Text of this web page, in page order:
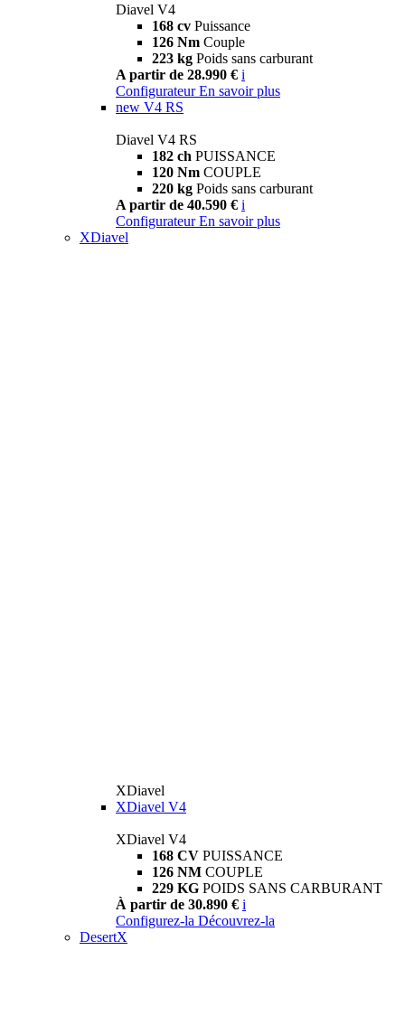
Diavel V4
168 cv Puissance
126 Nm Couple
223 kg Poids sans carburant
A partir de 28.990 € i
Configurateur En savoir plus
new V4 RS
Diavel V4 RS
182 ch PUISSANCE
120 Nm COUPLE
220 kg Poids sans carburant
A partir de 40.590 € i
Configurateur En savoir plus
XDiavel
XDiavel
XDiavel V4
XDiavel V4
168 CV PUISSANCE
126 NM COUPLE
229 KG POIDS SANS CARBURANT
À partir de 30.890 € i
Configurez-la Découvrez-la
DesertX